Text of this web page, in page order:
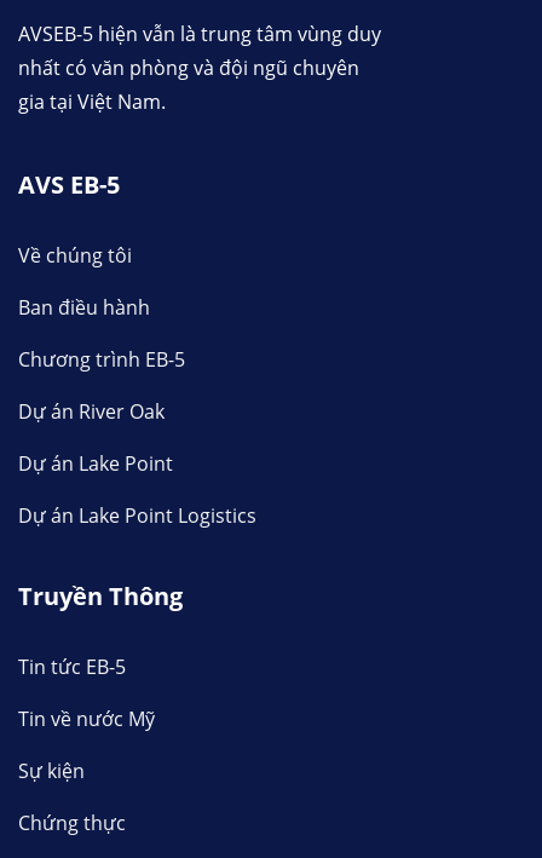
AVSEB-5 hiện vẫn là trung tâm vùng duy
nhất có văn phòng và đội ngũ chuyên
gia tại Việt Nam.
AVS EB-5
Về chúng tôi
Ban điều hành
Chương trình EB-5
Dự án River Oak
Dự án Lake Point
Dự án Lake Point Logistics
Truyền Thông
Tin tức EB-5
Tin về nước Mỹ
Sự kiện
Chứng thực